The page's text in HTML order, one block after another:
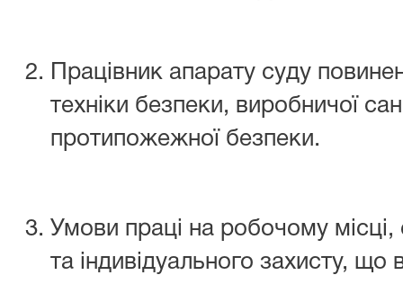
Працівник апарату суду
техніки безпеки, виробничої
протипожежної безпеки.
Умови праці на робочому місці,
та індивідуального захисту,